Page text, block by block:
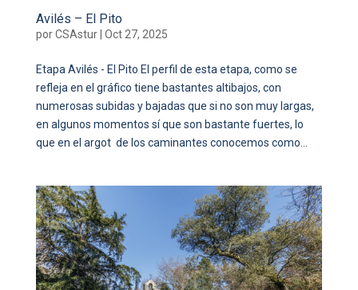
Avilés – El Pito
porCSAstur| Oct 27, 2025
Etapa Avilés - El Pito El perfil de esta etapa, como se
refleja en el gráfico tiene bastantes altibajos, con
numerosas subidas y bajadas que si no son muy largas,
en algunos momentos sí que son bastante fuertes, lo
que en el argot de los caminantes conocemos como...